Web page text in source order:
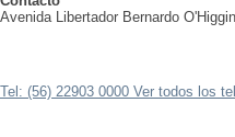
Avenida Libertador Bernardo
Tel: (56) 22903 0000 Ver todos los